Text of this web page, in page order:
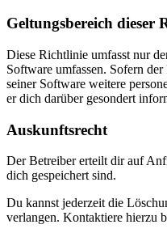
Geltungsbereich dieser
Diese Richtlinie umfasst nur
Software umfassen. Sofern
seiner Software weitere
er dich darüber gesondert
Auskunftsrecht
Der Betreiber erteilt dir auf
dich gespeichert sind.
Du kannst jederzeit die
verlangen. Kontaktiere hierzu